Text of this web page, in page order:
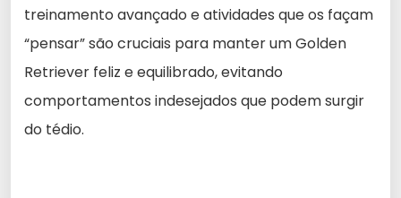
treinamento avançado e atividades que os façam
“pensar” são cruciais para manter um Golden
Retriever feliz e equilibrado, evitando
comportamentos indesejados que podem surgir
do tédio.